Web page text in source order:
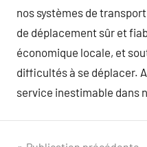
nos systèmes de
de déplacement sûr et
économique locale, et
difficultés à se déplacer.
service inestimable dans